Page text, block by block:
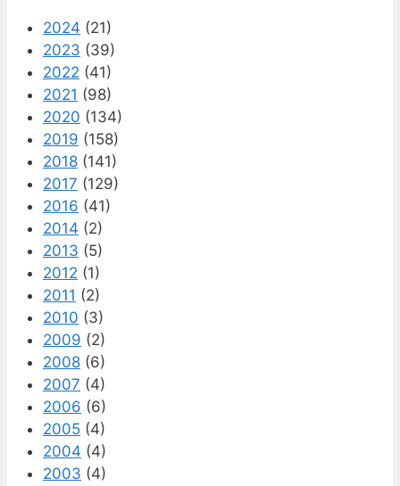
2024 (21)
2023 (39)
2022 (41)
2021 (98)
2020 (134)
2019 (158)
2018 (141)
2017 (129)
2016 (41)
2014 (2)
2013 (5)
2012 (1)
2011 (2)
2010 (3)
2009 (2)
2008 (6)
2007 (4)
2006 (6)
2005 (4)
2004 (4)
2003 (4)